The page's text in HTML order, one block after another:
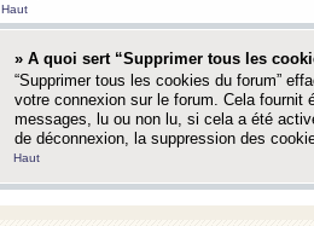
Haut
» A quoi sert “Supprimer tous les
“Supprimer tous les cookies du forum”
votre connexion sur le forum. Cela fournit
messages, lu ou non lu, si cela a été
de déconnexion, la suppression des
Haut